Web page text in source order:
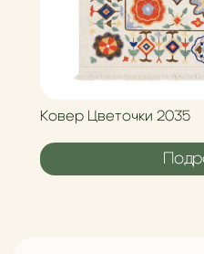
Ковер Цветочки 2035